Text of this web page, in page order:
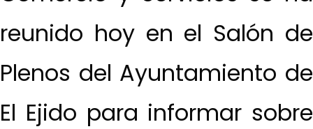
reunido hoy en el Salón de
Plenos del Ayuntamiento de
El Ejido para informar sobre